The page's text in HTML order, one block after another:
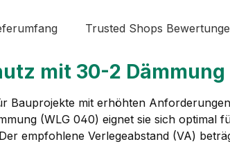
Trusted Shops
mit 30-2 Dämmung
Bauprojekte mit erhöhten
(WLG 040) eignet sie sich optimal
empfohlene Verlegeabstand (VA)